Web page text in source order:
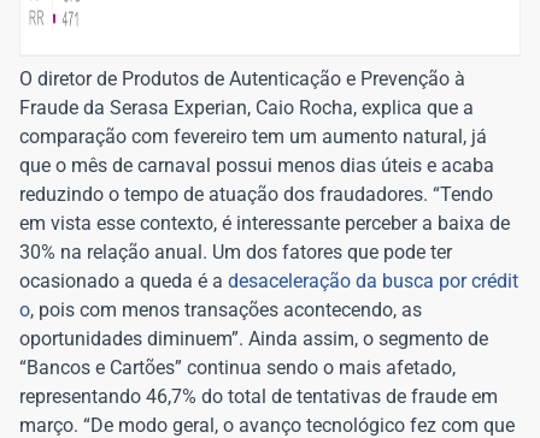
O diretor de Produtos de Autenticação e Prevenção à
Fraude da Serasa Experian, Caio Rocha, explica que a
comparação com fevereiro tem um aumento natural, já
que o mês de carnaval possui menos dias úteis e acaba
reduzindo o tempo de atuação dos fraudadores. “Tendo
em vista esse contexto, é interessante perceber a baixa de
30% na relação anual. Um dos fatores que pode ter
ocasionado a queda é a desaceleração da busca por crédit
o, pois com menos transações acontecendo, as
oportunidades diminuem”. Ainda assim, o segmento de
“Bancos e Cartões” continua sendo o mais afetado,
representando 46,7% do total de tentativas de fraude em
março. “De modo geral, o avanço tecnológico fez com que